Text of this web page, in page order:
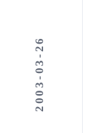
2003-03-26